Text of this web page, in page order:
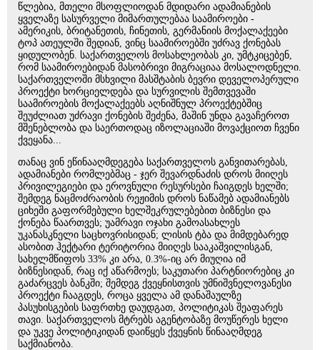
წლებია, მთელი მსოფლიოდან მდიდარი ადამიანების
ყველაზე სასურველი მიმართულებაა საამიროები -
ამერიკის, ბრიტანეთის, ჩინეთის, გერმანიის მოქალაქეები
ტოპ ათეულში შედიან, ვინც საამიროებში უძრავ ქონებას
ყიდულობენ. საქართველოს მოსახლეობას კი, უმტკიცებენ,
რომ საამიროებიდან მასობრივი მიგრაციაა მოსალოდნელი.
საქართველოში მსხვილი მასშტაბის ბევრი დეველოპერული
პროექტი ხორციელდება და სურვილის შემთვევაში
საამიროების მოქალაქეებს აღნიშნულ პროექტებშიც
შეუძლიათ უძრავი ქონების შეძენა, მაშინ უნდა გავაჩეროთ
მშენებლობა და საერთოდაც იზოლაციაში მოვაქციოთ ჩვენი
ქვეყანა...
თანაც ვინ ეწინააღმდეგება საქართველოს განვითარებას,
ადამიანები რომლებმაც - ჯერ შევარდნაძის დროს მიიღეს
პრივილეგიები და ეროვნული რესურსები ჩაიგდეს ხელში;
შემდეგ ნაცმოძრაობის რეჟიმის დროს ნაწამებ ადამიანებს
ციხეში გაფორმებული ხელშეკრულებებით ბიზნესი და
ქონება წაართვეს; უამრავი ოჯახი გამოასახლეს
უკანასკნელი საცხოვრისიდან; ლისის ტბა და მიმდებარედ
ასობით ჰექტარი ტერიტორია მიიღეს სააკაშვილისგან,
სახელმწიფოს 33% კი არა, 0.3%-იც არ მიუღია იმ
ბიზნესიდან, რაც იქ აწარმოეს; საკუთარი პარტნიორებიც კი
გაძარცვეს ბანკში; შემდეგ ქვეყნისთვის უმნიშვნელოვანესი
პროექტი ჩააგდეს, როცა ყველა ამ დანაშაულზე
პასუხისგების საფრთხე დაუდგათ, პოლიტიკას შეაფარეს
თავი. საქართველოს მტრებს აგენტობაზე მოუწერეს ხელი
და უკვე პოლიტიკიდან დაიწყეს ქვეყნის წინააღმდეგ
საქმიანობა.